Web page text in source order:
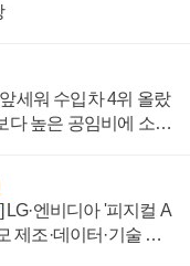
세워 수입차 4위 올랐
다 높은 공임비에 소비
엔비디아 '피지컬 A
제조·데이터·기술 결